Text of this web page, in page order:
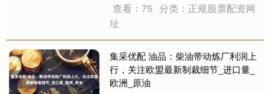
融券方面，当日无融券交易。 融资融
券余额3383.72万元，较昨日上涨
0.4....
查看：75 分类：正规股票配资网
址
集采优配 油品：柴油带动炼厂利润上
行，关注欧盟最新制裁细节_进口量_
欧洲_原油